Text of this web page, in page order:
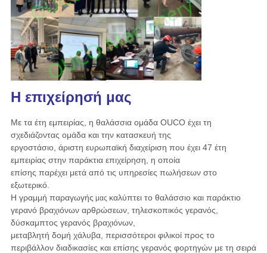
Η επιχείρησή μας
Με τα έτη εμπειρίας, η θαλάσσια ομάδα OUCO έχει τη
σχεδιάζοντας ομάδα και την κατασκευή της
εργοστάσιο, άριστη ευρωπαϊκή διαχείριση που έχει 47 έτη
εμπειρίας στην παράκτια επιχείρηση, η οποία
επίσης παρέχειμετά από τις υπηρεσίες πωλήσεων στο
εξωτερικό.
Η γραμμή παραγωγής μας καλύπτει το θαλάσσιο και παράκτιο
γερανό βραχιόνων αρθρώσεων, τηλεσκοπικός γερανός,
δύσκαμπτος γερανός βραχιόνων,
μεταβλητή δομή χάλυβα, περισσότεροι φιλικοί προς το
περιβάλλον διαδικασίες και επίσης γερανός φορτηγών με τη σειρά